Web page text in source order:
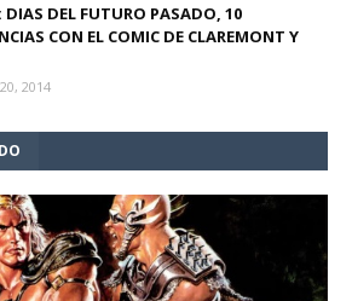
DIAS DEL FUTURO PASADO, 10
CON EL COMIC DE CLAREMONT Y
2014